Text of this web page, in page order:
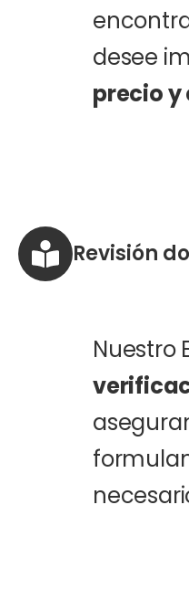
desee
precio
Revisión
Nuestro